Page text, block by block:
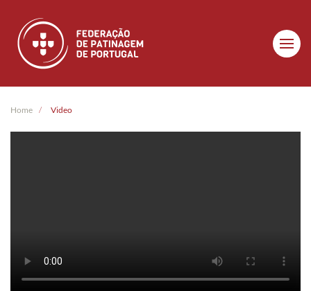
Skip to main content
Home Video